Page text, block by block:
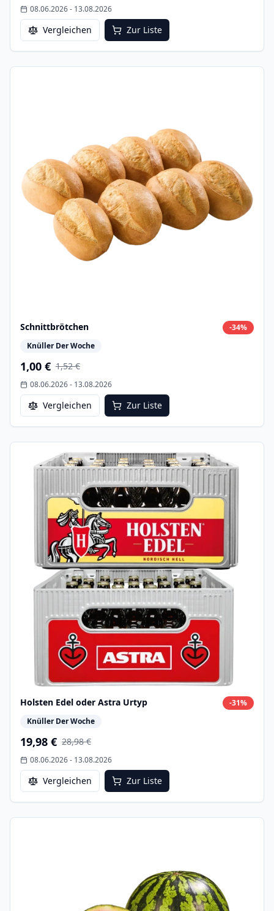
08.06.2026- 13.08.2026
Vergleichen Zur Liste
Schnittbrötchen -34%
Knüller Der Woche
1,00 € 1,52 €
08.06.2026- 13.08.2026
Vergleichen Zur Liste
Holsten Edel oder Astra Urtyp -31%
Knüller Der Woche
19,98 € 28,98 €
08.06.2026- 13.08.2026
Vergleichen Zur Liste